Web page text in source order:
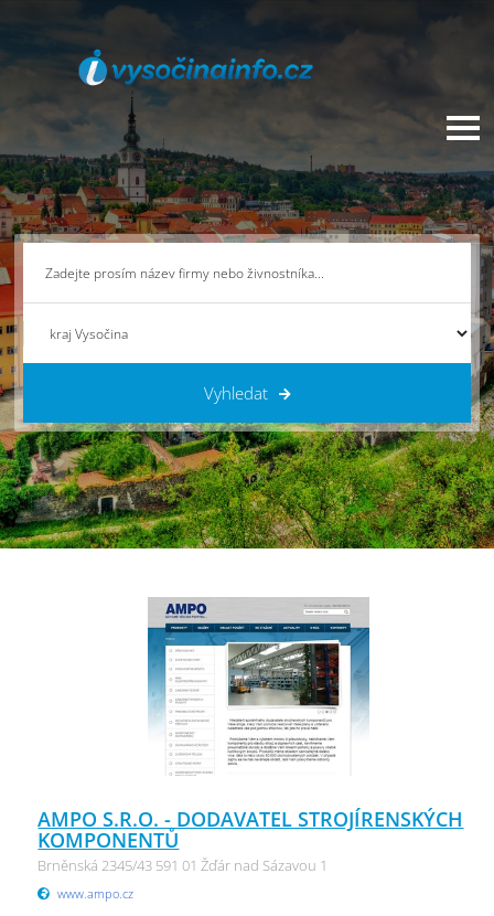
Vyhledat
AMPO S.R.O. - DODAVATEL STROJÍRENSKÝCH
KOMPONENTŮ
Brněnská 2345/43 591 01 Žďár nad Sázavou 1
www.ampo.cz